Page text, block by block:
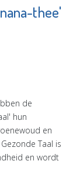
thee'
de
hun
en
Taal is
en wordt